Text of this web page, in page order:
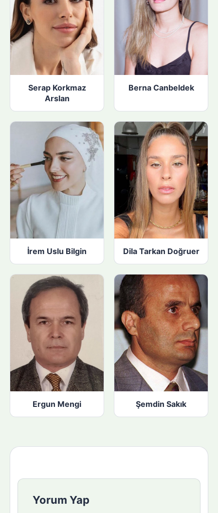
Serap Korkmaz
Arslan
Berna Canbeldek
İrem Uslu Bilgin Dila Tarkan Doğruer
Ergun Mengi Şemdin Sakık
Yorum Yap